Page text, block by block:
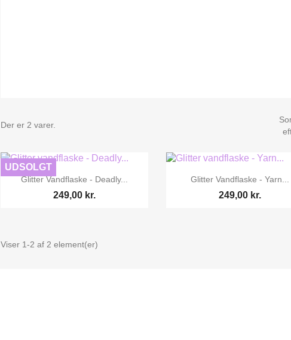
Der er 2 varer.
 Vis her
Glitter Vandflaske - Deadly...
249,00 kr.
UDSOLGT
 Vis her
Glitter Vandflaske - Yarn...
249,00 kr.
Viser 1-2 af 2 element(er)